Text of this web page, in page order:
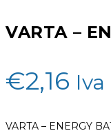
VARTA –
€2,16
VARTA – ENERGY